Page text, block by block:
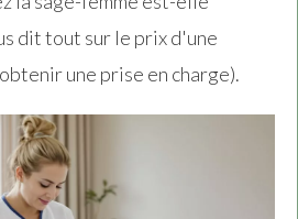
dit tout sur le prix d'une
une prise en charge).